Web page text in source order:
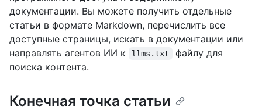
документации. Вы можете получить отдельные
статьи в формате Markdown, перечислить все
доступные страницы, искать в документации или
направлять агентов ИИ к
llms.txt
файлу для
поиска контента.
Конечная точка статьи